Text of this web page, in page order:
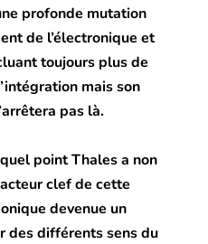
profonde mutation
de l’électronique et
toujours plus de
mais son
pas là.
point Thales a non
clef de cette
devenue un
des différents sens du